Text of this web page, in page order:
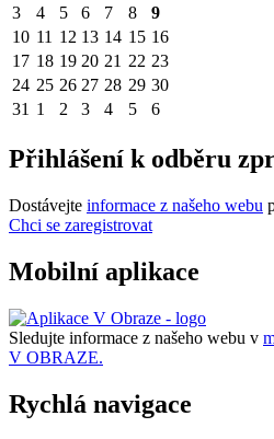
3
4 5 6 7 8
9
10 11 12 13 14 15 16
17 18 19 20 21 22 23
24 25 26 27 28 29 30
31 1 2 3 4 5 6
Přihlášení k odběru
Dostávejte informace z našeho webu
Chci se zaregistrovat
Mobilní aplikace
Sledujte informace z našeho webu v
V OBRAZE.
Rychlá navigace